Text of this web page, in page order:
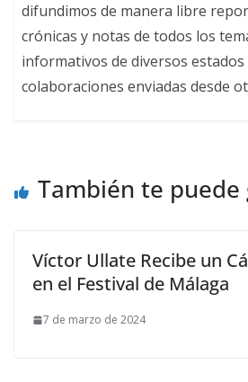
difundimos de manera libre
crónicas y notas de todos los
informativos de diversos estados
colaboraciones enviadas desde
También te puede
Víctor Ullate Recibe un
en el Festival de Málaga
7 de marzo de 2024